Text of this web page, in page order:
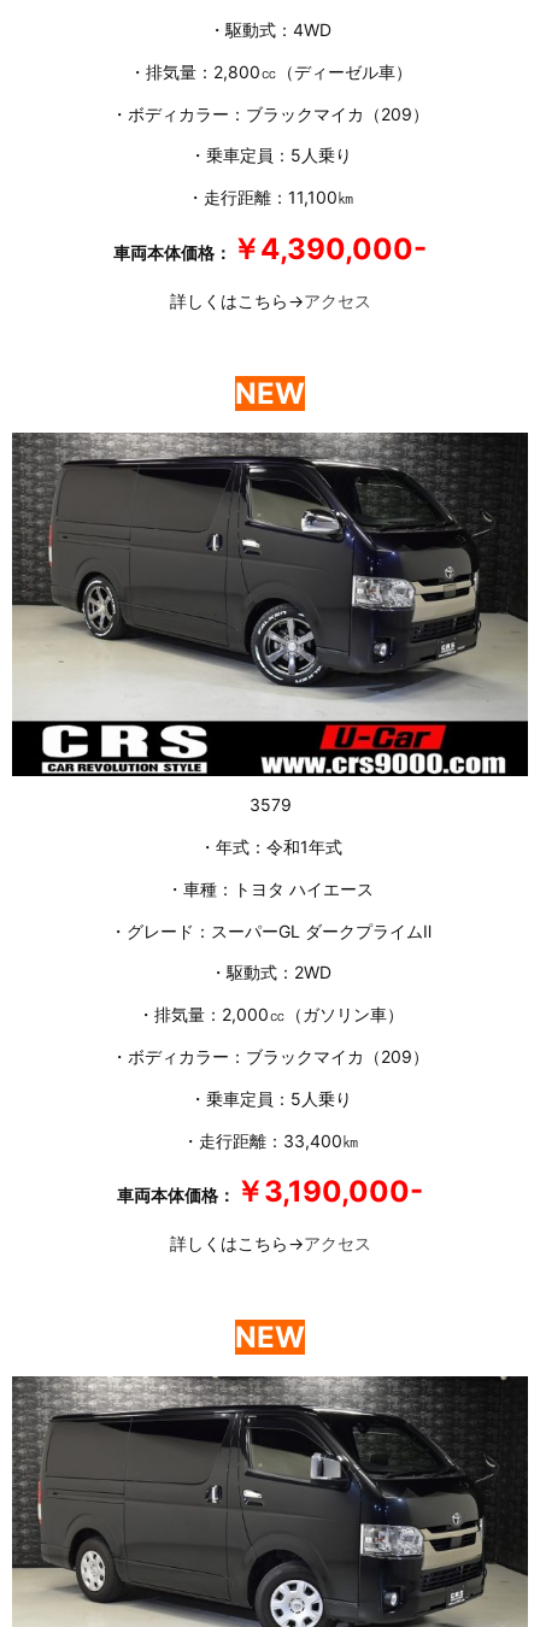
・駆動式：4WD
・排気量：2,800㏄（ディーゼル車）
・ボディカラー：ブラックマイカ（209）
・乗車定員：5人乗り
・走行距離：11,100㎞
車両本体価格： ￥4,390,000-
詳しくはこちら→アクセス
NEW
3579
・年式：令和1年式
・車種：トヨタ ハイエース
・グレード：スーパーGL ダークプライムⅡ
・駆動式：2WD
・排気量：2,000㏄（ガソリン車）
・ボディカラー：ブラックマイカ（209）
・乗車定員：5人乗り
・走行距離：33,400㎞
車両本体価格： ￥3,190,000-
詳しくはこちら→アクセス
NEW